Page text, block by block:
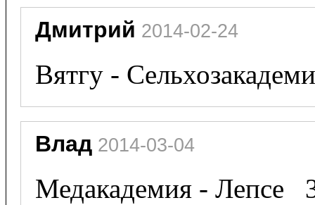
Дмитрий 2014-02-24
Вятгу -
Влад 2014-03-04
Медакадемия - Лепсе